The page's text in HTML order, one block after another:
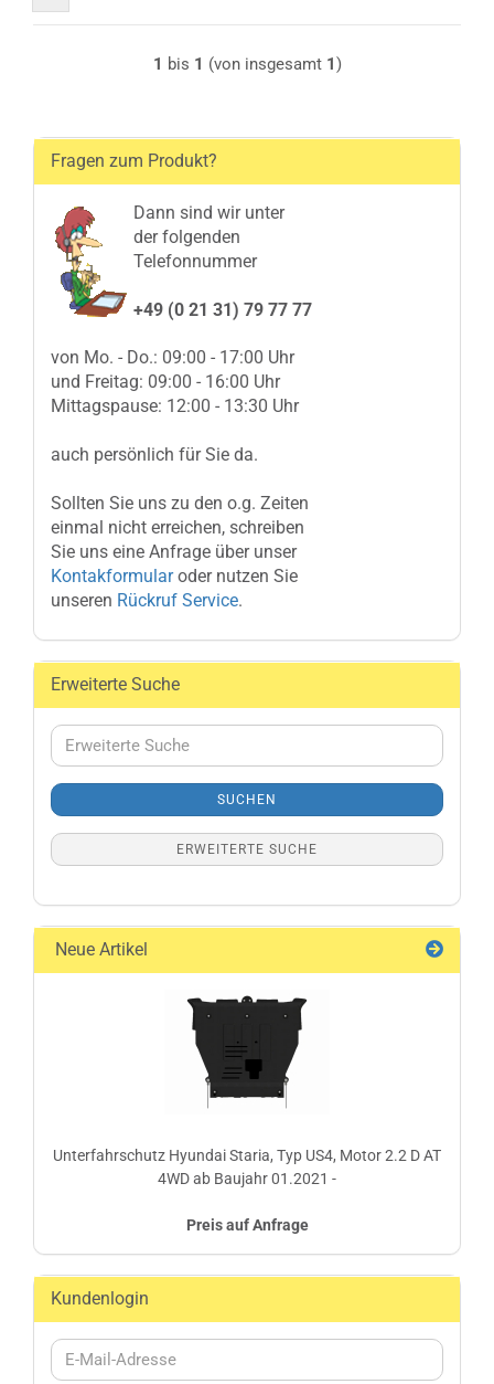
1 bis 1 (von insgesamt 1)
Fragen zum Produkt?
Dann sind wir unter
der folgenden
Telefonnummer
+49 (0 21 31) 79 77 77
von Mo. - Do.: 09:00 - 17:00 Uhr
und Freitag: 09:00 - 16:00 Uhr
Mittagspause: 12:00 - 13:30 Uhr
auch persönlich für Sie da.
Sollten Sie uns zu den o.g. Zeiten
einmal nicht erreichen, schreiben
Sie uns eine Anfrage über unser
Kontakformularoder nutzen Sie
unseren Rückruf Service.
Erweiterte Suche
Erweiterte
Suche
SUCHEN
ERWEITERTE SUCHE
Neue Artikel
Unterfahrschutz Hyundai Staria, Typ US4, Motor 2.2 D AT
4WD ab Baujahr 01.2021 -
Preis auf Anfrage
Kundenlogin
E-